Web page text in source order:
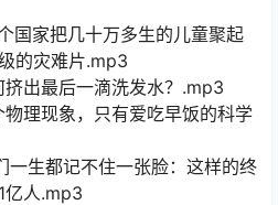
国家把几十万多生的儿童聚起
的灾难片.mp3
出最后一滴洗发水？.mp3
理现象，只有爱吃早饭的科学
生都记不住一张脸：这样的终
亿人.mp3